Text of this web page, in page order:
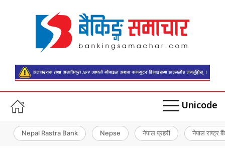
Unicode
Nepal Rastra Bank Nepse नेपाल प्रहरी नेपाल राष्ट्र